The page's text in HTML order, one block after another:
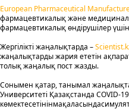
European Pharmaceutical
фармацевтикалық және
фармацевтикалық өндірушілер
Жергілікті жаңалықтарда –
жаңалықтарды жария ететін
толық жаңалық пост жазды.
Сонымен қатар, танымал
Университеті Қазақстанда COVID-